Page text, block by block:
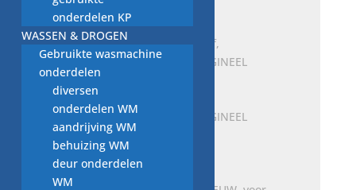
€17,00
Geventileerde remschijf,
A6394230112, Nieuw ORIGINEEL
MERCEDES BENZ
€69,00Oorspronkelijke
prijs
€34,00
onderdelen KP
WASSEN & DROGEN
Gebruikte wasmachine
onderdelen
diversen
onderdelen WM
aandrijving WM
behuizing WM
deur onderdelen
WM